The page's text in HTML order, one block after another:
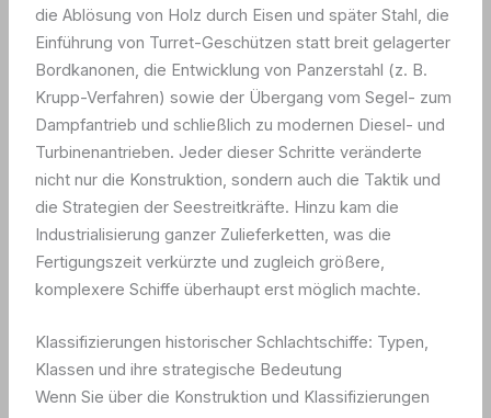
die Ablösung von Holz durch Eisen und später Stahl, die
Einführung von Turret-Geschützen statt breit gelagerter
Bordkanonen, die Entwicklung von Panzerstahl (z. B.
Krupp-Verfahren) sowie der Übergang vom Segel- zum
Dampfantrieb und schließlich zu modernen Diesel- und
Turbinenantrieben. Jeder dieser Schritte veränderte
nicht nur die Konstruktion, sondern auch die Taktik und
die Strategien der Seestreitkräfte. Hinzu kam die
Industrialisierung ganzer Zulieferketten, was die
Fertigungszeit verkürzte und zugleich größere,
komplexere Schiffe überhaupt erst möglich machte.
Klassifizierungen historischer Schlachtschiffe: Typen,
Klassen und ihre strategische Bedeutung
Wenn Sie über die Konstruktion und Klassifizierungen